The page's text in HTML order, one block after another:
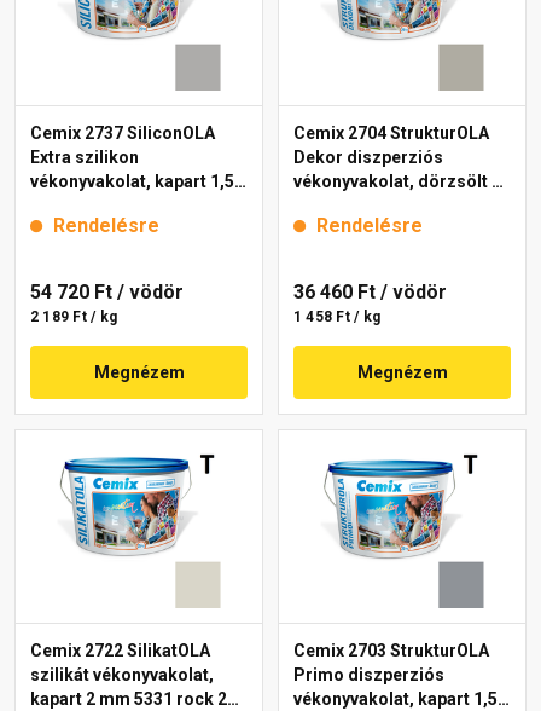
Cemix 2737 SiliconOLA
Extra szilikon
vékonyvakolat, kapart 1,5
Rendelésre
54 720 Ft / vödör
2 189 Ft / kg
Megnézem
Cemix 2704 StrukturOLA
Dekor diszperziós
vékonyvakolat, dörzsölt 2
Rendelésre
36 460 Ft / vödör
1 458 Ft / kg
Megnézem
Cemix 2722 SilikatOLA
szilikát vékonyvakolat,
kapart 2 mm 5331 rock 25
Cemix 2703 StrukturOLA
Primo diszperziós
vékonyvakolat, kapart 1,5